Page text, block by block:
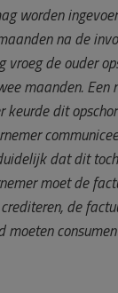
worden
na de
vroeg de ouder
maanden. Een
keurde dit
dat dit
moet de
de
moeten